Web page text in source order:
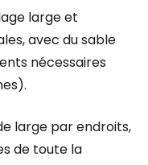
large et
avec du sable
nécessaires
large par endroits,
de toute la